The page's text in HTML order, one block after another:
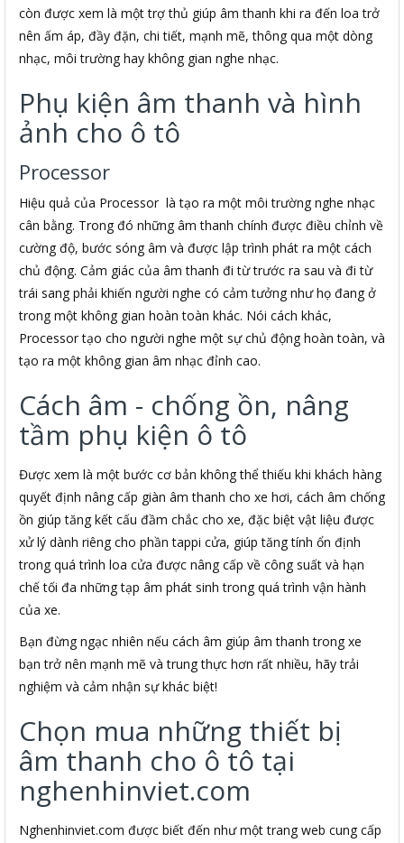
còn được xem là một trợ thủ giúp âm thanh khi ra đến loa trở
nên ấm áp, đầy đặn, chi tiết, mạnh mẽ, thông qua một dòng
nhạc, môi trường hay không gian nghe nhạc.
Phụ kiện âm thanh và hình
ảnh cho ô tô
Processor
Hiệu quả của Processor là tạo ra một môi trường nghe nhạc
cân bằng. Trong đó những âm thanh chính được điều chỉnh về
cường độ, bước sóng âm và được lập trình phát ra một cách
chủ động. Cảm giác của âm thanh đi từ trước ra sau và đi từ
trái sang phải khiến người nghe có cảm tưởng như họ đang ở
trong một không gian hoàn toàn khác. Nói cách khác,
Processor tạo cho người nghe một sự chủ động hoàn toàn, và
tạo ra một không gian âm nhạc đỉnh cao.
Cách âm - chống ồn, nâng
tầm phụ kiện ô tô
Được xem là một bước cơ bản không thể thiếu khi khách hàng
quyết định nâng cấp giàn âm thanh cho xe hơi, cách âm chống
ồn giúp tăng kết cấu đầm chắc cho xe, đặc biệt vật liệu được
xử lý dành riêng cho phần tappi cửa, giúp tăng tính ổn định
trong quá trình loa cửa được nâng cấp về công suất và hạn
chế tối đa những tạp âm phát sinh trong quá trình vận hành
của xe.
Bạn đừng ngạc nhiên nếu cách âm giúp âm thanh trong xe
bạn trở nên mạnh mẽ và trung thực hơn rất nhiều, hãy trải
nghiệm và cảm nhận sự khác biệt!
Chọn mua những thiết bị
âm thanh cho ô tô tại
nghenhinviet.com
Nghenhinviet.com được biết đến như một trang web cung cấp